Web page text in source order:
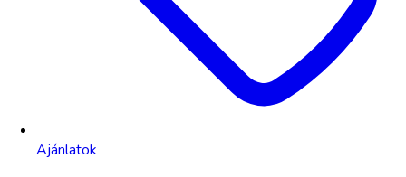
Ajánlatok